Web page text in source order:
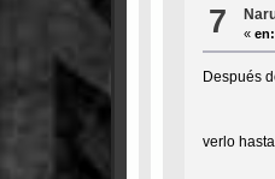
7 «en:
Después
verlo